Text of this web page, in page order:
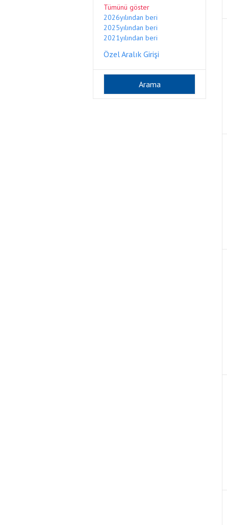
Tümünü göster
2026yılından beri
2025yılından beri
2021yılından beri
Özel Aralık Girişi